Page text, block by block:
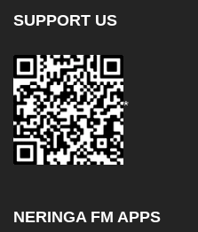
SUPPORT US
*
NERINGA FM APPS